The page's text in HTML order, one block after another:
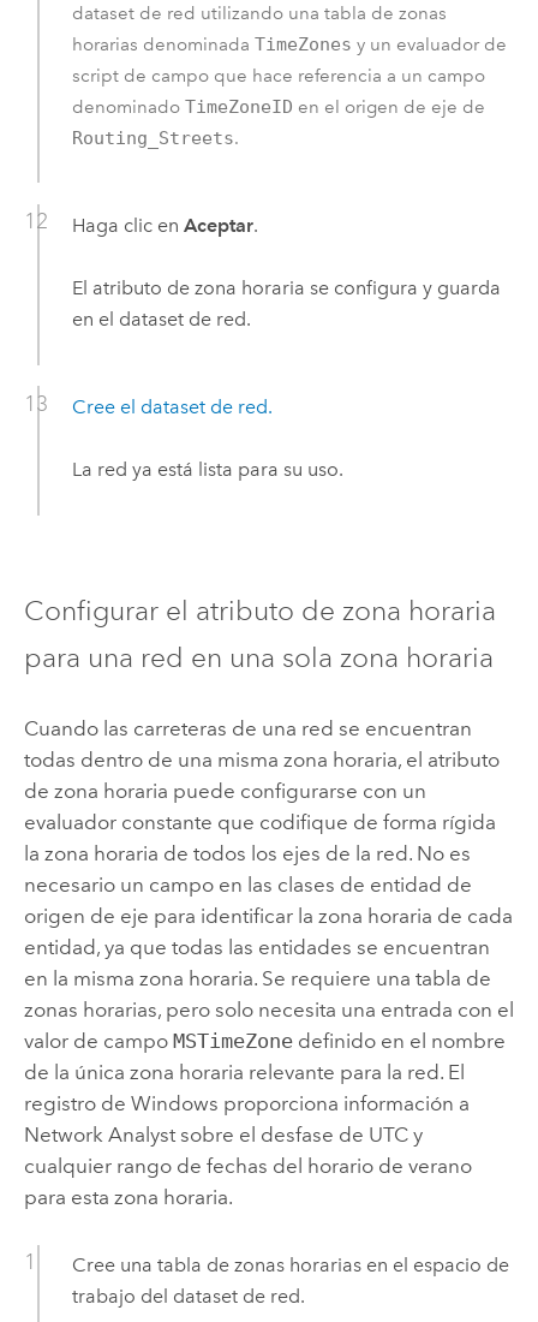
dataset de red utilizando una tabla de zonas
horarias denominada TimeZones y un evaluador de
script de campo que hace referencia a un campo
denominado TimeZoneID en el origen de eje de
Routing_Streets.
Haga clic en Aceptar.
El atributo de zona horaria se configura y guarda
en el dataset de red.
Cree el dataset de red.
La red ya está lista para su uso.
Configurar el atributo de zona horaria
para una red en una sola zona horaria
Cuando las carreteras de una red se encuentran
todas dentro de una misma zona horaria, el atributo
de zona horaria puede configurarse con un
evaluador constante que codifique de forma rígida
la zona horaria de todos los ejes de la red. No es
necesario un campo en las clases de entidad de
origen de eje para identificar la zona horaria de cada
entidad, ya que todas las entidades se encuentran
en la misma zona horaria. Se requiere una tabla de
zonas horarias, pero solo necesita una entrada con el
valor de campo MSTimeZonedefinido en el nombre
de la única zona horaria relevante para la red. El
registro de Windows proporciona información a
Network Analystsobre el desfase de UTC y
cualquier rango de fechas del horario de verano
para esta zona horaria.
Cree una tabla de zonas horarias en el espacio de
trabajo del dataset de red.